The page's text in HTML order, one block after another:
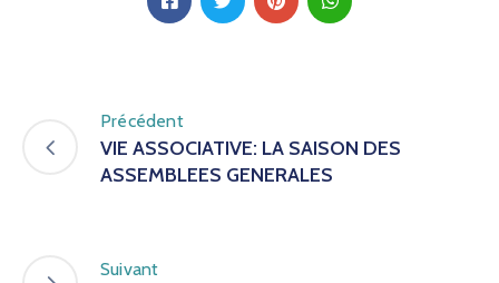
Précédent
VIE ASSOCIATIVE: LA SAISON DES
ASSEMBLEES GENERALES
Suivant